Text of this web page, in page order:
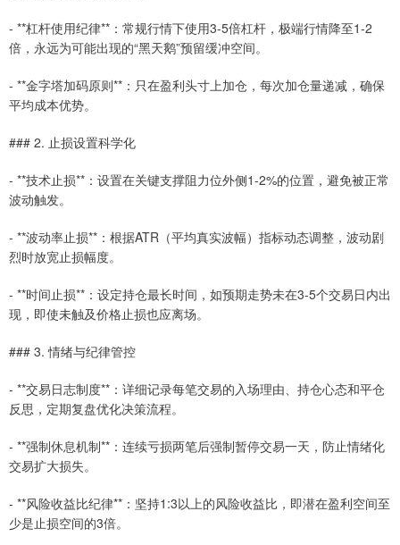
- **杠杆使用纪律**：常规行情下使用3-5倍杠杆，极端行情降至1-2
倍，永远为可能出现的“黑天鹅”预留缓冲空间。
- **金字塔加码原则**：只在盈利头寸上加仓，每次加仓量递减，确保
平均成本优势。
### 2. 止损设置科学化
- **技术止损**：设置在关键支撑阻力位外侧1-2%的位置，避免被正常
波动触发。
- **波动率止损**：根据ATR（平均真实波幅）指标动态调整，波动剧
烈时放宽止损幅度。
- **时间止损**：设定持仓最长时间，如预期走势未在3-5个交易日内出
现，即使未触及价格止损也应离场。
### 3. 情绪与纪律管控
- **交易日志制度**：详细记录每笔交易的入场理由、持仓心态和平仓
反思，定期复盘优化决策流程。
- **强制休息机制**：连续亏损两笔后强制暂停交易一天，防止情绪化
交易扩大损失。
- **风险收益比纪律**：坚持1:3以上的风险收益比，即潜在盈利空间至
少是止损空间的3倍。